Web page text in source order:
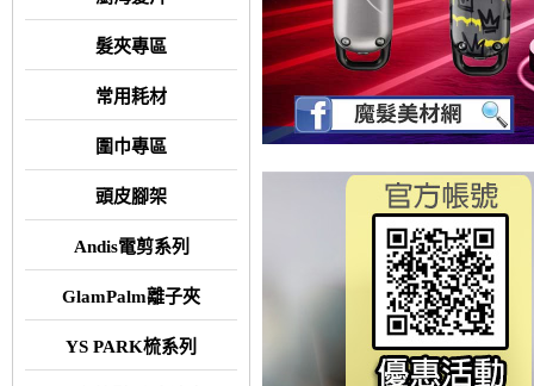
髮夾專區
常用耗材
圍巾專區
頭皮腳架
Andis電剪系列
GlamPalm離子夾
YS PARK梳系列